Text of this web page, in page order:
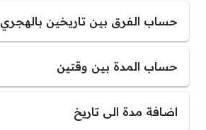
حساب الفرق بين تاريخين بالهجري
حساب المدة بين وقتين
اضافة مدة الى تاريخ